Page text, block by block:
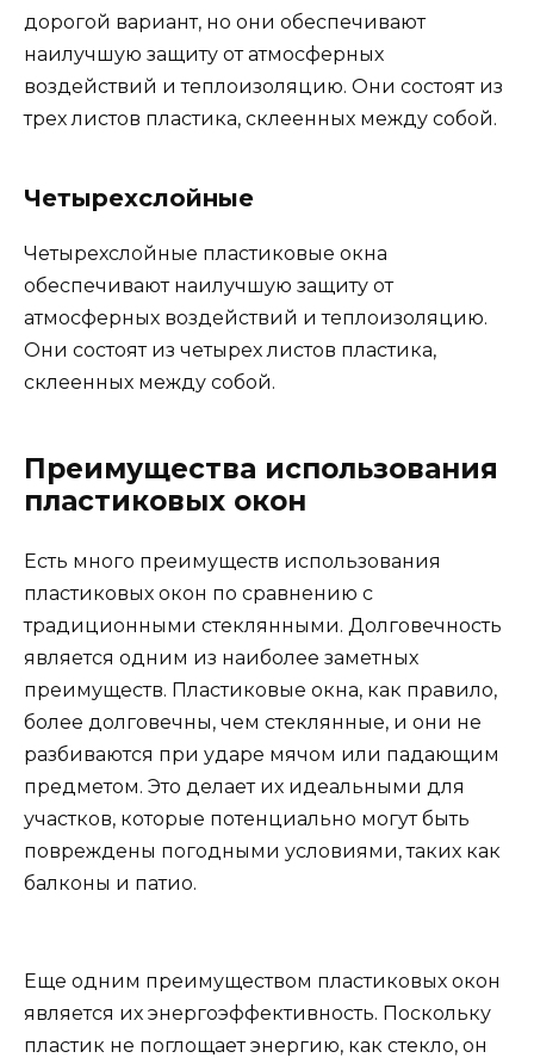
дорогой вариант, но они обеспечивают
наилучшую защиту от атмосферных
воздействий и теплоизоляцию. Они состоят из
трех листов пластика, склеенных между собой.
Четырехслойные
Четырехслойные пластиковые окна
обеспечивают наилучшую защиту от
атмосферных воздействий и теплоизоляцию.
Они состоят из четырех листов пластика,
склеенных между собой.
Преимущества использования
пластиковых окон
Есть много преимуществ использования
пластиковых окон по сравнению с
традиционными стеклянными. Долговечность
является одним из наиболее заметных
преимуществ. Пластиковые окна, как правило,
более долговечны, чем стеклянные, и они не
разбиваются при ударе мячом или падающим
предметом. Это делает их идеальными для
участков, которые потенциально могут быть
повреждены погодными условиями, таких как
балконы и патио.
Еще одним преимуществом пластиковых окон
является их энергоэффективность. Поскольку
пластик не поглощает энергию, как стекло, он